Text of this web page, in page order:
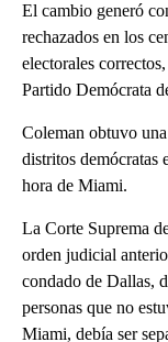
El cambio generó
rechazados en los
electorales
Partido Demócrata
Coleman obtuvo
distritos demócratas
hora de Miami.
La Corte Suprema
orden judicial
condado de Dallas,
personas que no
Miami, debía ser